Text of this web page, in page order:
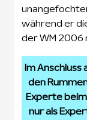
während er
der WM 2006
Im Anschluss
den
Experte beim
nur als